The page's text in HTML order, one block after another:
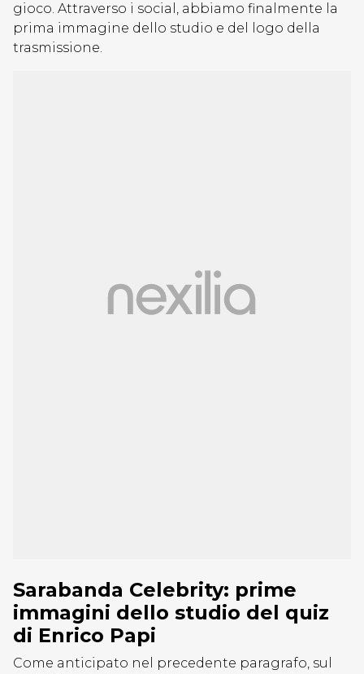
gioco. Attraverso i social, abbiamo finalmente la
prima immagine dello studio e del logo della
trasmissione.
Sarabanda Celebrity: prime
immagini dello studio del quiz
di Enrico Papi
Come anticipato nel precedente paragrafo, sul